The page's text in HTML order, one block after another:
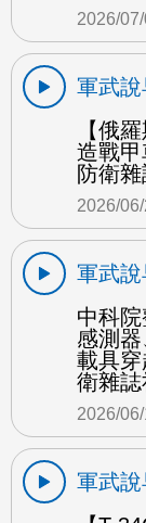
2026/
軍武說
【俄
造戰
防衛
2026/
軍武說
中科
感測
載具
衛雜
2026/
軍武說